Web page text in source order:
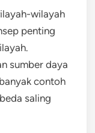
wilayah
penting
sumber daya
contoh
saling